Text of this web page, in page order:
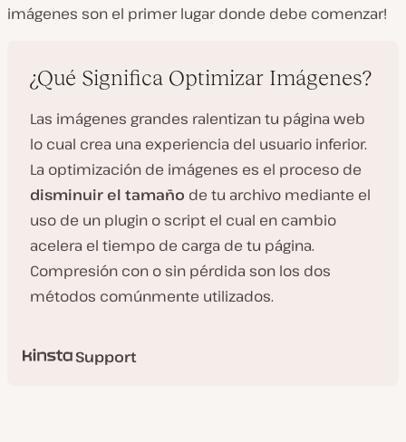
imágenes son el primer lugar donde debe comenzar!
¿Qué Significa Optimizar Imágenes?
Las imágenes grandes ralentizan tu página web
lo cual crea una experiencia del usuario inferior.
La optimización de imágenes es el proceso de
disminuir el tamaño de tu archivo mediante el
uso de un plugin o script el cual en cambio
acelera el tiempo de carga de tu página.
Compresión con o sin pérdida son los dos
métodos comúnmente utilizados.
Support